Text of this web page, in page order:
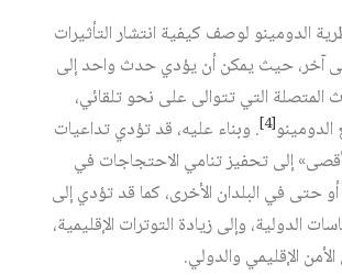
الدومينو لوصف كيفية انتشار التأثيرات
آخر، حيث يمكن أن يؤدي حدث واحد إلى
المتصلة التي تتوالى على نحو تلقائي،
[4] . وبناء عليه، قد تؤدي تداعيات
إلى تحفيز تنامي الاحتجاجات في
أو حتى في البلدان الأخرى، كما قد تؤدي إلى
الدولية، وإلى زيادة التوترات الإقليمية،
الإقليمي والدولي.